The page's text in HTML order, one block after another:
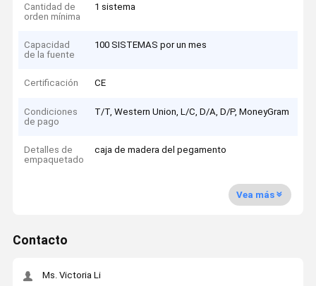
Cantidad de
orden mínima
1 sistema
Capacidad
de la fuente
100 SISTEMAS por un mes
Certificación CE
Condiciones
de pago
T/T, Western Union, L/C, D/A, D/P, MoneyGram
Detalles de
empaquetado
caja de madera del pegamento
Vea más
Contacto
Ms. Victoria Li